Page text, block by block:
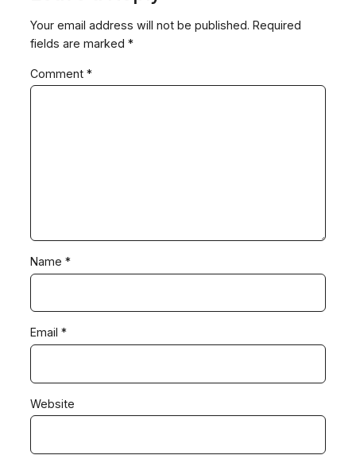
Your email address will not be published. Required
fields are marked *
Comment *
Name *
Email *
Website